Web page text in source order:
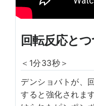
回転反応と
＜1分33秒＞
デンショバトが、
すると強化されま